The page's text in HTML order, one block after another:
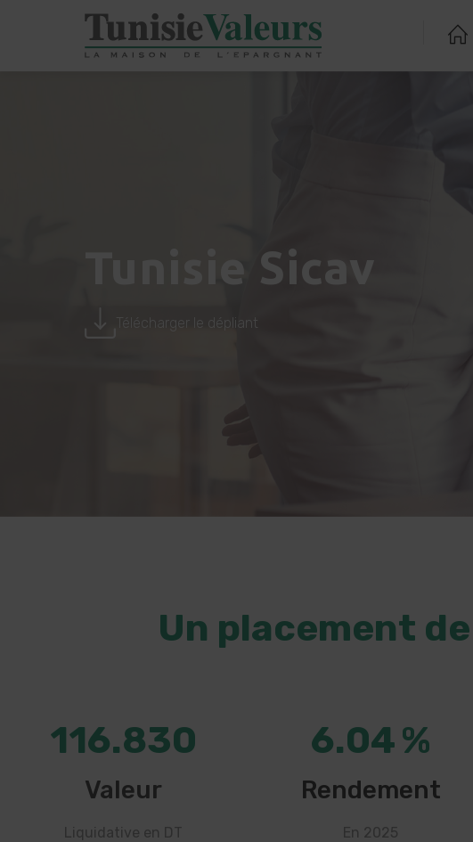
Tunisie Sicav
Télécharger le dépliant
Un placement
116.830
Valeur
Liquidative en DT
Rendement
6.04%
En 2025